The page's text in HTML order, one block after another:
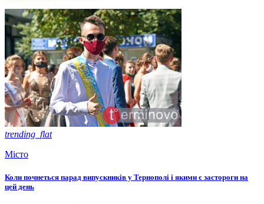
trending_flat
Місто
Коли почнеться парад випускників у Тернополі і якими є застороги на
цей день